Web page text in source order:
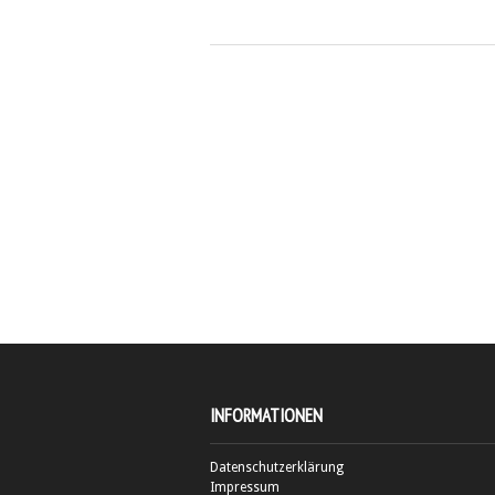
INFORMATIONEN
Datenschutzerklärung
Impressum